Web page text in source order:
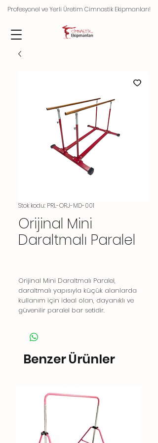
Profesyonel ve Yerli Üretim Cimnastik Ekipmanları!
Stok kodu: PRL-ORJ-MD-001
Orijinal Mini
Daraltmalı Paralel
Orijinal Mini Daraltmalı Paralel,
daraltmalı yapısıyla küçük alanlarda
kullanım için ideal olan, dayanıklı ve
güvenilir paralel bar setidir.
Benzer Ürünler